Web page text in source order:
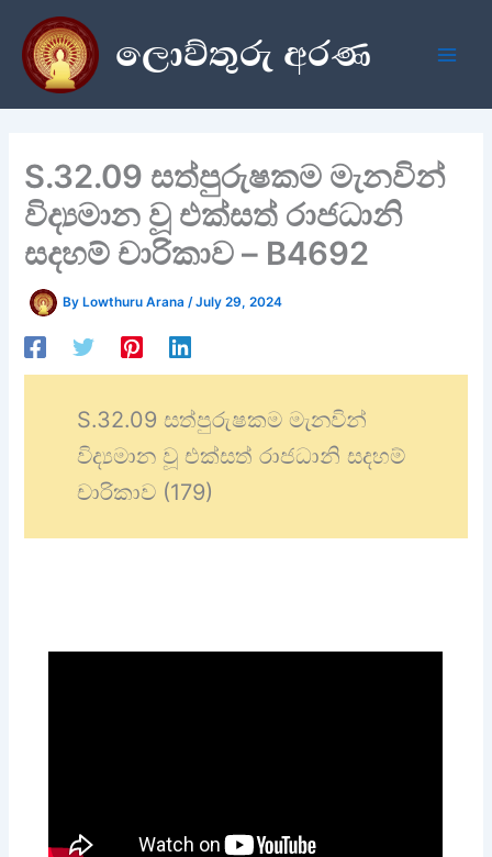
content
ලොව්තුරු අරණ
S.32.09 සත්පුරුෂකම මැනවින්
විද්‍යමාන වූ එක්සත් රාජධානි
සදහම් චාරිකාව – B4692
ByLowthuru Arana /July 29, 2024
S.32.09 සත්පුරුෂකම මැනවින්
විද්‍යමාන වූ එක්සත් රාජධානි සදහම්
චාරිකාව (179)